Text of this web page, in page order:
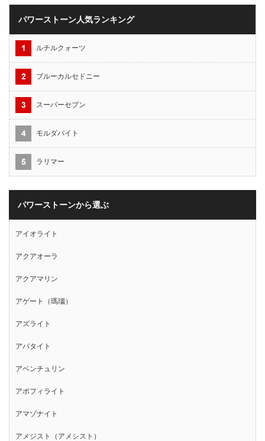
パワーストーン人気ランキング
ルチルクォーツ
ブルーカルセドニー
スーパーセブン
モルダバイト
ラリマー
パワーストーンから選ぶ
アイオライト
アクアオーラ
アクアマリン
アゲート（瑪瑙）
アズライト
アパタイト
アベンチュリン
アポフィライト
アマゾナイト
アメジスト（アメシスト）